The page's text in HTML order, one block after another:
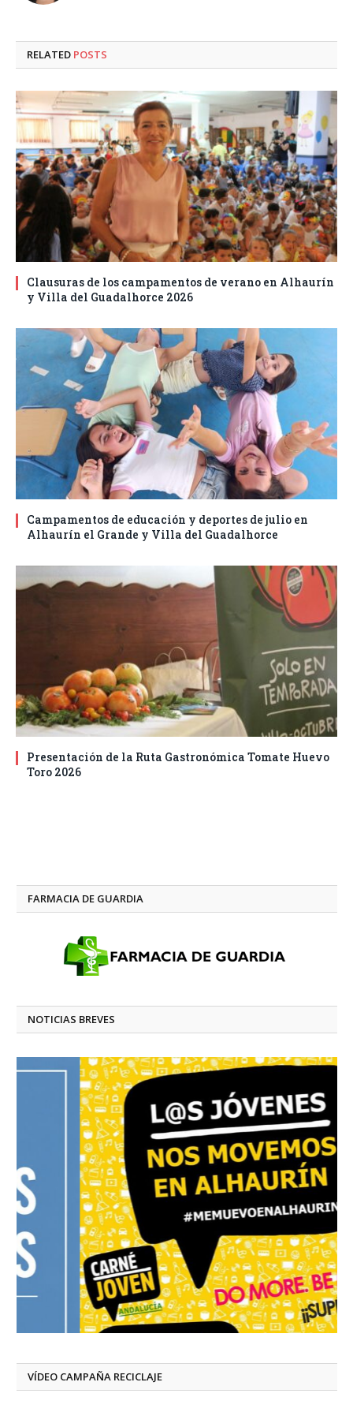
RELATED POSTS
Clausuras de los campamentos de verano en Alhaurín
y Villa del Guadalhorce 2026
Campamentos de educación y deportes de julio en
Alhaurín el Grande y Villa del Guadalhorce
Presentación de la Ruta Gastronómica Tomate Huevo
Toro 2026
FARMACIA DE GUARDIA
NOTICIAS BREVES
VÍDEO CAMPAÑA RECICLAJE